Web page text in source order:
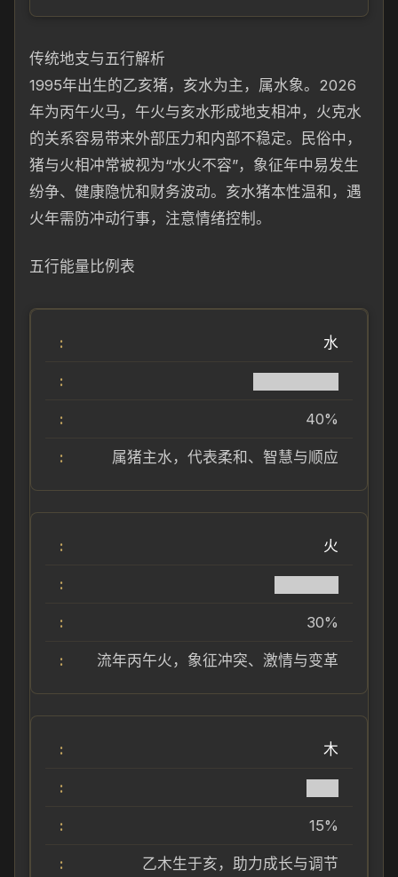
传统地支与五行解析
1995年出生的乙亥猪，亥水为主，属水象。2026
年为丙午火马，午火与亥水形成地支相冲，火克水
的关系容易带来外部压力和内部不稳定。民俗中，
猪与火相冲常被视为“水火不容”，象征年中易发生
纷争、健康隐忧和财务波动。亥水猪本性温和，遇
火年需防冲动行事，注意情绪控制。
五行能量比例表
水
40%
属猪主水，代表柔和、智慧与顺应
火
30%
流年丙午火，象征冲突、激情与变革
木
15%
乙木生于亥，助力成长与调节